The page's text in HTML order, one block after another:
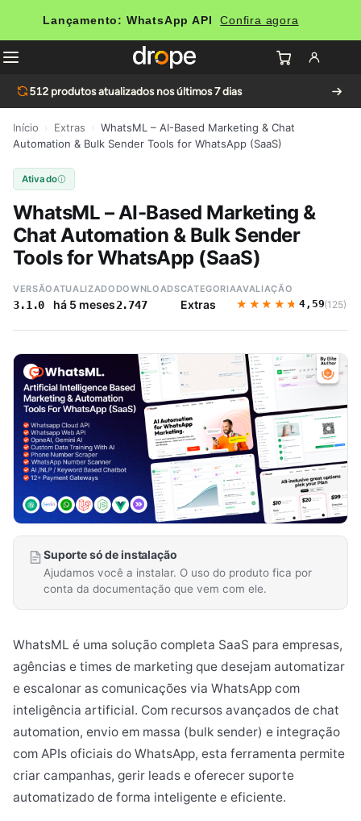
Lançamento: WhatsApp API Confira agora
512 produtos atualizados nos últimos 7 dias
Início Extras
WhatsML – AI-Based Marketing & Chat
Automation & Bulk Sender Tools for WhatsApp (SaaS)
Ativado
WhatsML – AI-Based Marketing &
Chat Automation & Bulk Sender
Tools for WhatsApp (SaaS)
VERSÃO
3.1.0
ATUALIZADO
há 5 meses
DOWNLOADS
2.747
CATEGORIA
Extras
AVALIAÇÃO
★★★★★
★★★★★ 4,59(125)
Suporte só de instalação
Ajudamos você a instalar. O uso do produto fica por
conta da documentação que vem com ele.
WhatsML é uma solução completa SaaS para empresas,
agências e times de marketing que desejam automatizar
e escalonar as comunicações via WhatsApp com
inteligência artificial. Com recursos avançados de chat
automation, envio em massa (bulk sender) e integração
com APIs oficiais do WhatsApp, esta ferramenta permite
criar campanhas, gerir leads e oferecer suporte
automatizado de forma inteligente e eficiente.